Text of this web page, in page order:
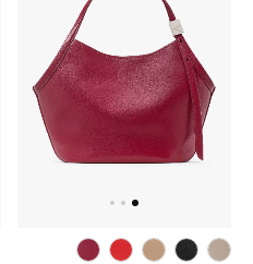
الموسم الجديد
أحذية النسائية
تشكيلة الأحذية
أحذية للأطفال